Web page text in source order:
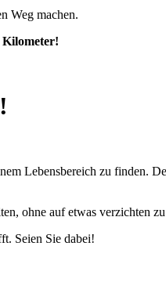
Weg machen.
Kilometer!
Lebensbereich zu finden.
ohne auf etwas verzichten zu
Seien Sie dabei!